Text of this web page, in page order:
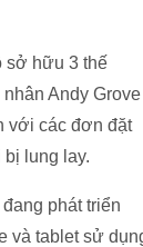
sở hữu 3 thế
Andy Grove
với các đơn đặt
bị lung lay.
phát triển
và tablet sử